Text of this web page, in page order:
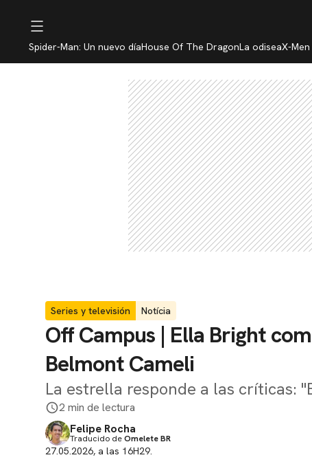
Spider-Man: Un nuevo díaHouse Of The DragonLa odiseaX-
Series y televisión Notícia
Off Campus | Ella Bright
Belmont Cameli
La estrella responde a las críticas:
2 min de lectura
Felipe Rocha
Traducido deOmelete BR
27.05.2026, a las 16H29.